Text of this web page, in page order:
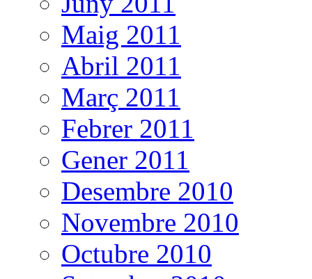
Maig 2011
Abril 2011
Març 2011
Febrer 2011
Gener 2011
Desembre 2010
Novembre 2010
Octubre 2010